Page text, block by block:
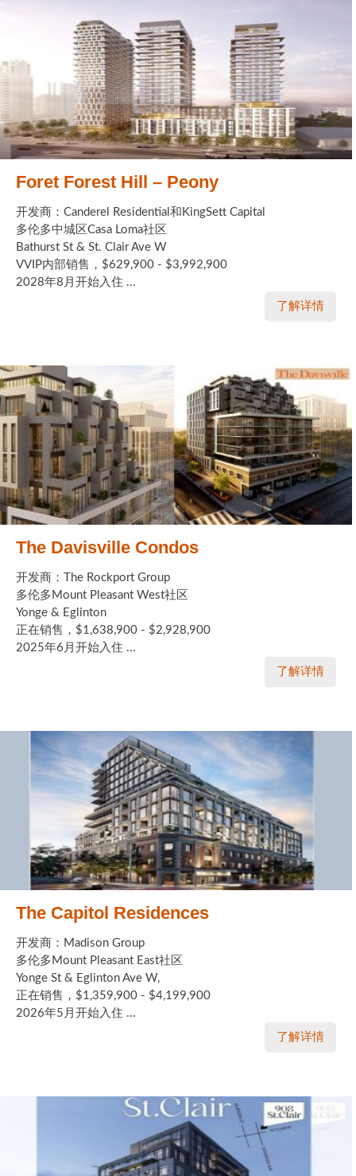
Foret Forest Hill – Peony
开发商：Canderel Residential和KingSett Capital
多伦多中城区Casa Loma社区
Bathurst St & St. Clair Ave W
VVIP内部销售，$629,900 - $3,992,900
2028年8月开始入住 ...
了解详情
The Davisville Condos
开发商：The Rockport Group
多伦多Mount Pleasant West社区
Yonge & Eglinton
正在销售，$1,638,900 - $2,928,900
2025年6月开始入住 ...
了解详情
The Capitol Residences
开发商：Madison Group
多伦多Mount Pleasant East社区
Yonge St & Eglinton Ave W,
正在销售，$1,359,900 - $4,199,900
2026年5月开始入住 ...
了解详情